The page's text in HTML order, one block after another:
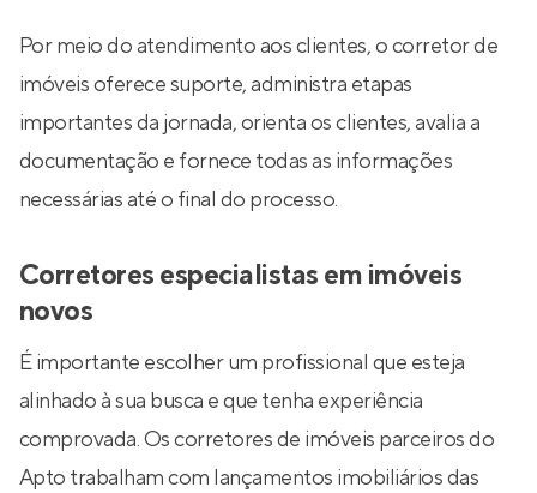
Por meio do atendimento aos clientes, o corretor de
imóveis oferece suporte, administra etapas
importantes da jornada, orienta os clientes, avalia a
documentação e fornece todas as informações
necessárias até o final do processo.
Corretores especialistas em imóveis
novos
É importante escolher um profissional que esteja
alinhado à sua busca e que tenha experiência
comprovada. Os corretores de imóveis parceiros do
Apto trabalham com lançamentos imobiliários das